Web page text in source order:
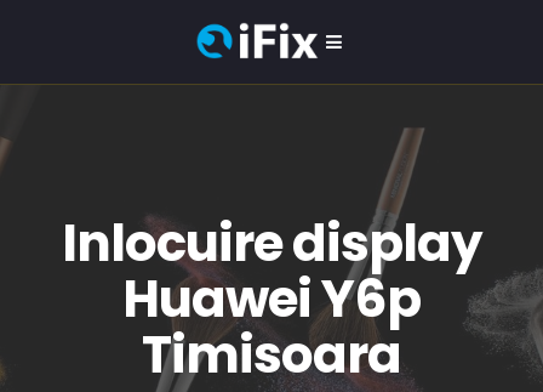
Inlocuire display
Huawei Y6p
Timisoara